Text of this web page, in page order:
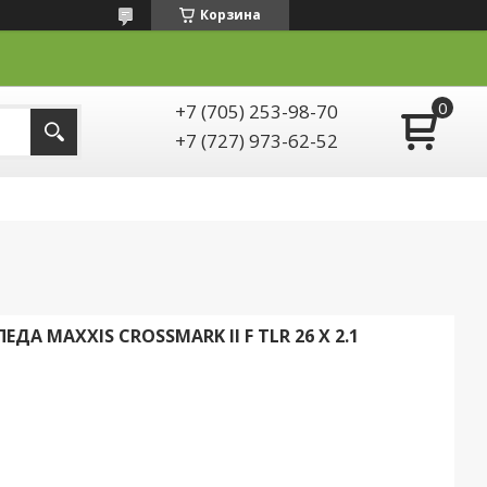
Корзина
+7 (705) 253-98-70
+7 (727) 973-62-52
CROSSMARK II F TLR 26 X 2.1